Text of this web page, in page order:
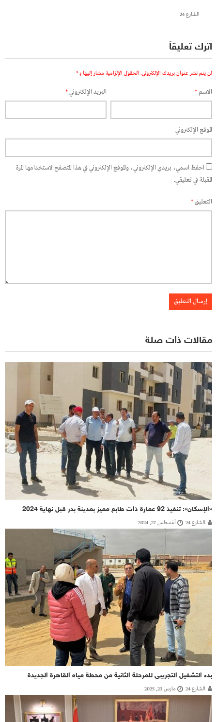
الشارع 24
اترك تعليقاً
لن يتم نشر عنوان بريدك الإلكتروني. الحقول الإلزامية مشار إليها بـ *
الاسم* البريد الإلكتروني*
الموقع الإلكتروني
احفظ اسمي، بريدي الإلكتروني، والموقع الإلكتروني في هذا المتصفح لاستخدامها المرة
المقبلة في تعليقي.
التعليق*
مقالات ذات صلة
«الإسكان»: تنفيذ 92 عمارة ذات طابع مميز بمدينة بدر قبل نهاية 2024
الشارع 24 أغسطس 27, 2024
بدء التشغيل التجريبى للمرحلة الثانية من محطة مياه القاهرة الجديدة
الشارع 24 مارس 23, 2025